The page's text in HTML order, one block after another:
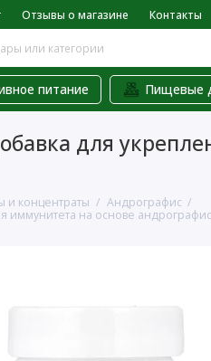
Отзывы о магазине Контакты
питание Пищевые
для
и концентраты
Андрографис
на основе